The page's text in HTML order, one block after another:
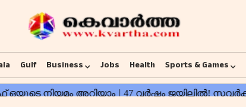
Gulf Business Jobs Health Sports & Games